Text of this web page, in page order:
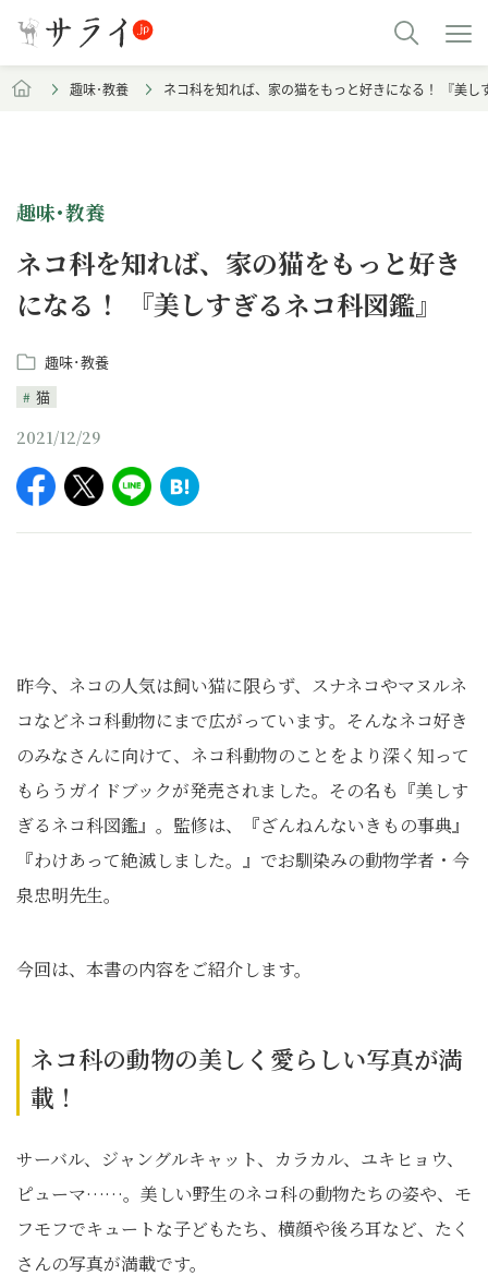
趣味･教養 ネコ科を知れば、家の猫をもっと好きになる！ 『美し
趣味･教養
ネコ科を知れば、家の猫をもっと好き
になる！ 『美しすぎるネコ科図鑑』
趣味･教養
猫
2021/12/29
昨今、ネコの人気は飼い猫に限らず、スナネコやマヌルネ
コなどネコ科動物にまで広がっています。そんなネコ好き
のみなさんに向けて、ネコ科動物のことをより深く知って
もらうガイドブックが発売されました。その名も『美しす
ぎるネコ科図鑑』。監修は、『ざんねんないきもの事典』
『わけあって絶滅しました。』でお馴染みの動物学者・今
泉忠明先生。
今回は、本書の内容をご紹介します。
ネコ科の動物の美しく愛らしい写真が満
載！
サーバル、ジャングルキャット、カラカル、ユキヒョウ、
ピューマ……。美しい野生のネコ科の動物たちの姿や、モ
フモフでキュートな子どもたち、横顔や後ろ耳など、たく
さんの写真が満載です。